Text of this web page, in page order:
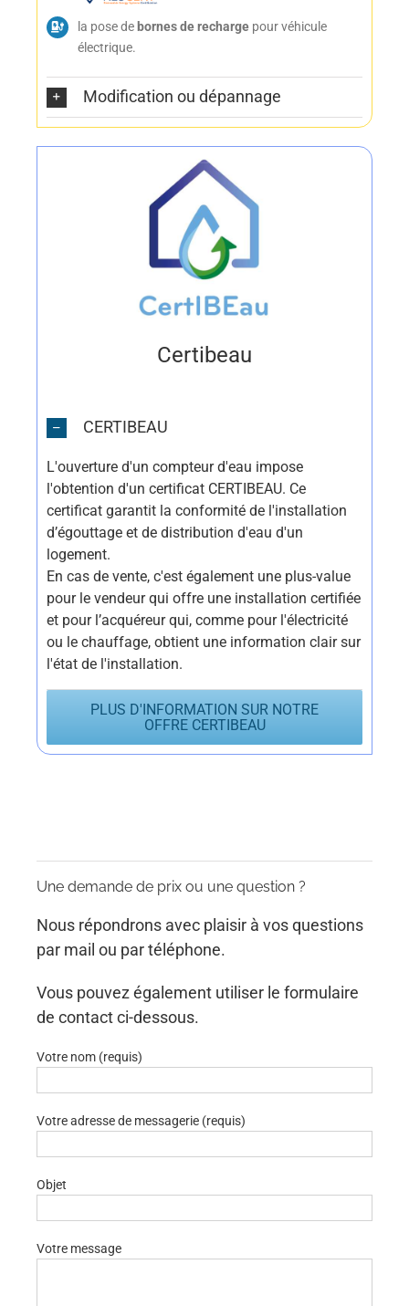
la pose de bornes de rechargepour véhicule
électrique.
Modification ou dépannage
Certibeau
CERTIBEAU
L'ouverture d'un compteur d'eau impose
l'obtention d'un certificat CERTIBEAU. Ce
certificat garantit la conformité de l'installation
d’égouttage et de distribution d'eau d'un
logement.
En cas de vente, c'est également une plus-value
pour le vendeur qui offre une installation certifiée
et pour l’acquéreur qui, comme pour l'électricité
ou le chauffage, obtient une information clair sur
l'état de l'installation.
PLUS D'INFORMATION SUR NOTRE
OFFRE CERTIBEAU
Une demande de prix ou une question ?
Nous répondrons avec plaisir à vos questions
par mail ou par téléphone.
Vous pouvez également utiliser le formulaire
de contact ci-dessous.
Votre nom (requis)
Votre adresse de messagerie (requis)
Objet
Votre message